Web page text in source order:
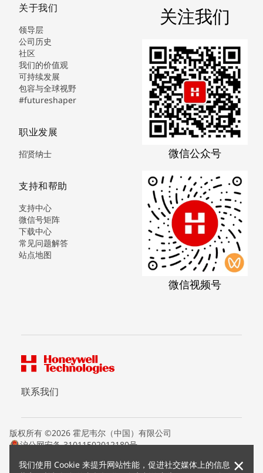
我们使用 Cookie 来提升网站性能，促进社交媒体上的信息 ×
关于我们
领导层
公司历史
社区
我们的价值观
可持续发展
包容与全球视野
#futureshaper
职业发展
招贤纳士
支持和帮助
支持中心
微信号矩阵
下载中心
常见问题解答
站点地图
关注我们
微信公众号
微信视频号
联系我们
版权所有 ©2026 霍尼韦尔（中国）有限公司
沪公网安备 31011502012180号
条款条约